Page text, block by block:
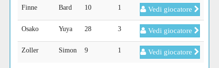
Finne Bard 10 1 Vedi giocatore
Osako Yuya 28 3 Vedi giocatore
Zoller Simon 9 1 Vedi giocatore